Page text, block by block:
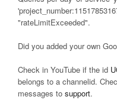
"rateLimitExceeded".
Did you added your own
Check in YouTube if the id
belongs to a channelid.
messages to support.